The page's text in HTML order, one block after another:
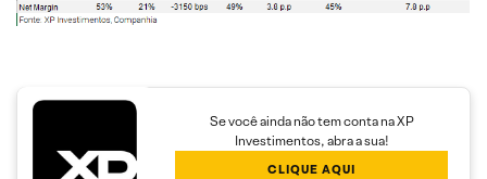
Se você ainda não tem conta na XP
Investimentos, abra a sua!
CLIQUE AQUI